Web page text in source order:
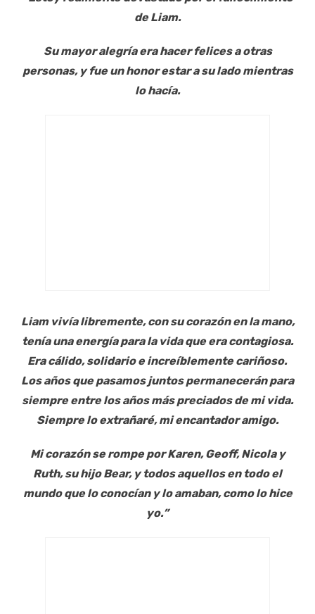
de Liam.
Su mayor alegría era hacer felices a otras
personas, y fue un honor estar a su lado mientras
lo hacía.
Liam vivía libremente, con su corazón en la mano,
tenía una energía para la vida que era contagiosa.
Era cálido, solidario e increíblemente cariñoso.
Los años que pasamos juntos permanecerán para
siempre entre los años más preciados de mi vida.
Siempre lo extrañaré, mi encantador amigo.
Mi corazón se rompe por Karen, Geoff, Nicola y
Ruth, su hijo Bear, y todos aquellos en todo el
mundo que lo conocían y lo amaban, como lo hice
yo.”